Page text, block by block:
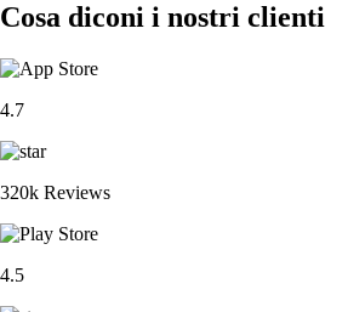
Cosa diconi i nostri clienti
4.7
320k Reviews
4.5